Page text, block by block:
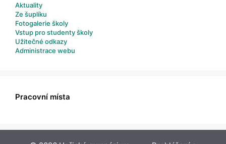
Aktuality
Ze šuplíku
Fotogalerie školy
Vstup pro studenty školy
Užitečné odkazy
Administrace webu
Pracovní místa